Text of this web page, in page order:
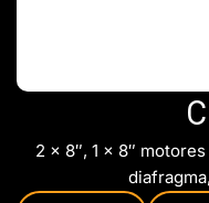
2 x 8″, 1 x 8″